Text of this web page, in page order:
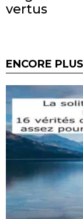
vertus
ENCORE